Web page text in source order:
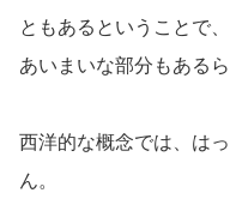
ともあるということで、
あいまいな部分もあるら
西洋的な概念では、は
ん。